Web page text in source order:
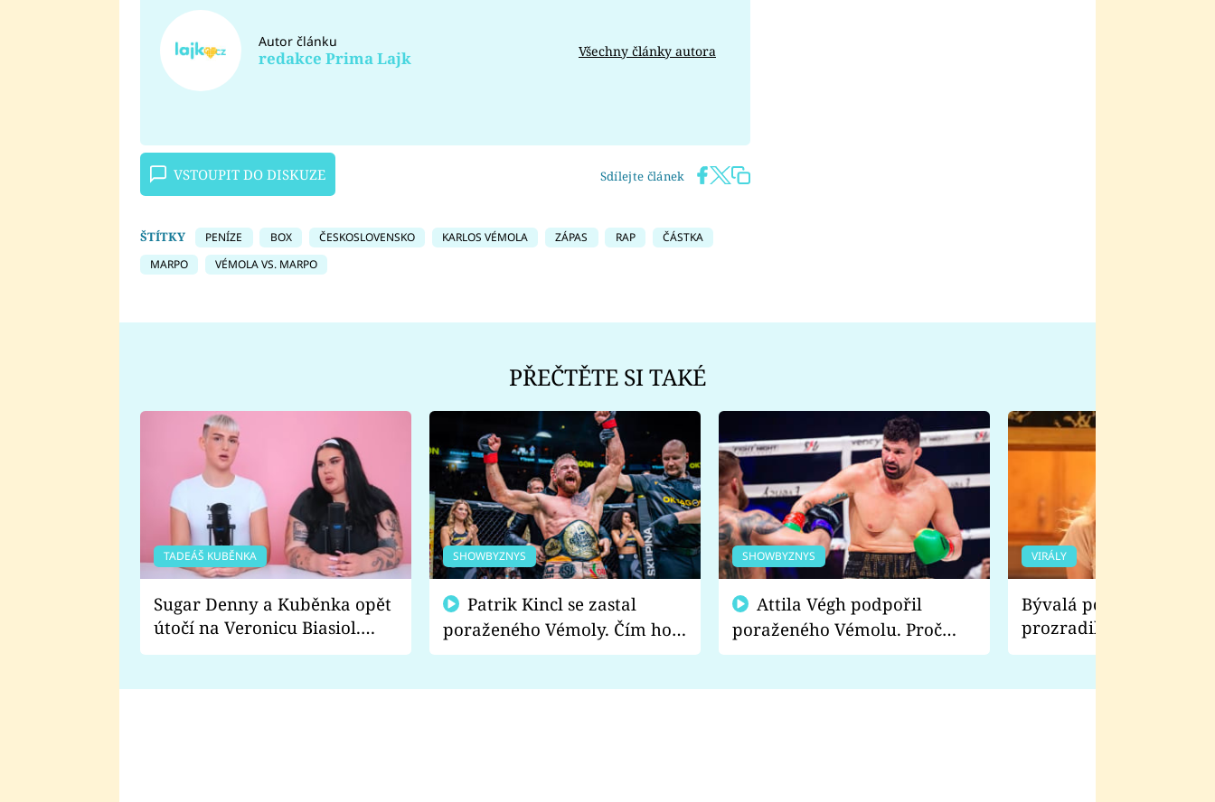
Autor článku
redakce Prima Lajk Všechny články autora
VSTOUPIT DO DISKUZE Sdílejte článek
ŠTÍTKY PENÍZE BOX ČESKOSLOVENSKO KARLOS VÉMOLA ZÁPAS RAP
ČÁSTKA
MARPO
VÉMOLA VS. MARPO
PŘEČTĚTE SI TAKÉ
TADEÁŠ KUBĚNKA
Sugar Denny a Kuběnka opět
útočí na Veronicu Biasiol.
Proč je podle nich falešná a
SHOWBYZNYS
poraženého Vémoly. Čím ho
fanoušci naštvali?
SHOWBYZNYS
poraženého Vémolu. Proč
chce raději zápasit s ním než
VIRÁLY
Bývalá pornoherečka
prozradila, co ji
natáčení Euforie.